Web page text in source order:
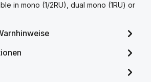
in mono (1/2RU), dual mono (1RU) or